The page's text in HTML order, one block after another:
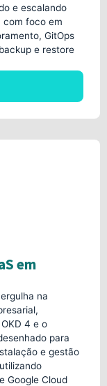
e escalando
com foco em
GitOps
e restore
em
na
4 e o
para
e gestão
Google Cloud